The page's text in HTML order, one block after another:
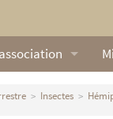
sommes nous ?
Insectes